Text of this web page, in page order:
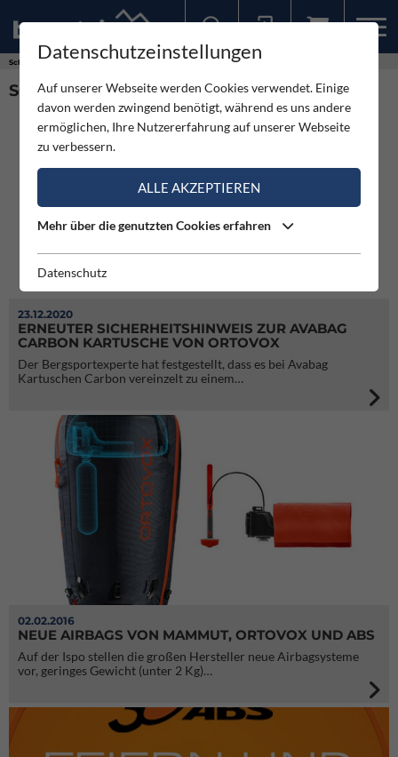
Schlagworte
SCHLAGWORT: ABS (14)
23.12.2020
ERNEUTER SICHERHEITSHINWEIS ZUR AVABAG
CARBON KARTUSCHE VON ORTOVOX
Der Bergsportexperte hat festgestellt, dass es bei Avabag
Kartuschen Carbon vereinzelt zu einem…
02.02.2016
NEUE AIRBAGS VON MAMMUT, ORTOVOX UND ABS
Auf der Ispo stellen die großen Hersteller neue Airbagsysteme
vor, geringes Gewicht (unter 2 Kg)…
Datenschutzeinstellungen
Auf unserer Webseite werden Cookies verwendet. Einige
davon werden zwingend benötigt, während es uns andere
ermöglichen, Ihre Nutzererfahrung auf unserer Webseite
zu verbessern.
ALLE AKZEPTIEREN
Mehr über die genutzten Cookies erfahren
Datenschutz